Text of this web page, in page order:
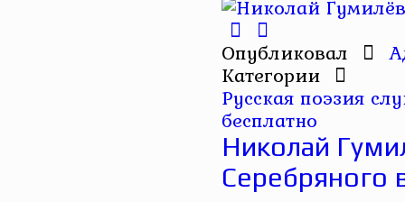
Опубликовал
Категории
Русская поэзия
бесплатно
Николай
Серебряного